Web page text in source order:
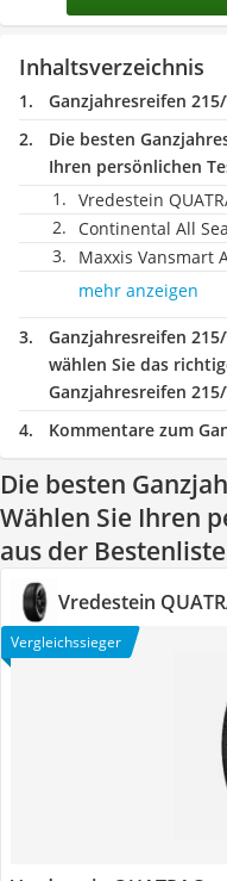
Inhaltsverzeichnis
Ganzjahresreifen
Die besten
Ihren persönlichen
Vredestein
Continental All
Maxxis Vansmart
mehr anzeigen
Ganzjahresreifen
wählen Sie das
Ganzjahresreifen
Kommentare zum
Die besten
Wählen Sie Ihren
aus der
Vredestein
Vergleichssieger